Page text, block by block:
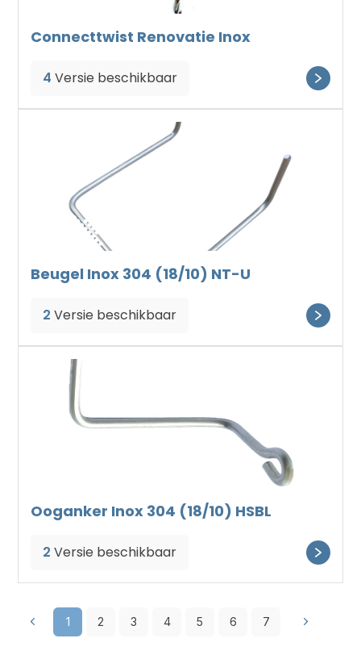
Connecttwist Renovatie Inox
4 Versie beschikbaar
Beugel Inox 304 (18/10) NT-U
2 Versie beschikbaar
Ooganker Inox 304 (18/10) HSBL
2 Versie beschikbaar
1 2 3 4 5 6 7